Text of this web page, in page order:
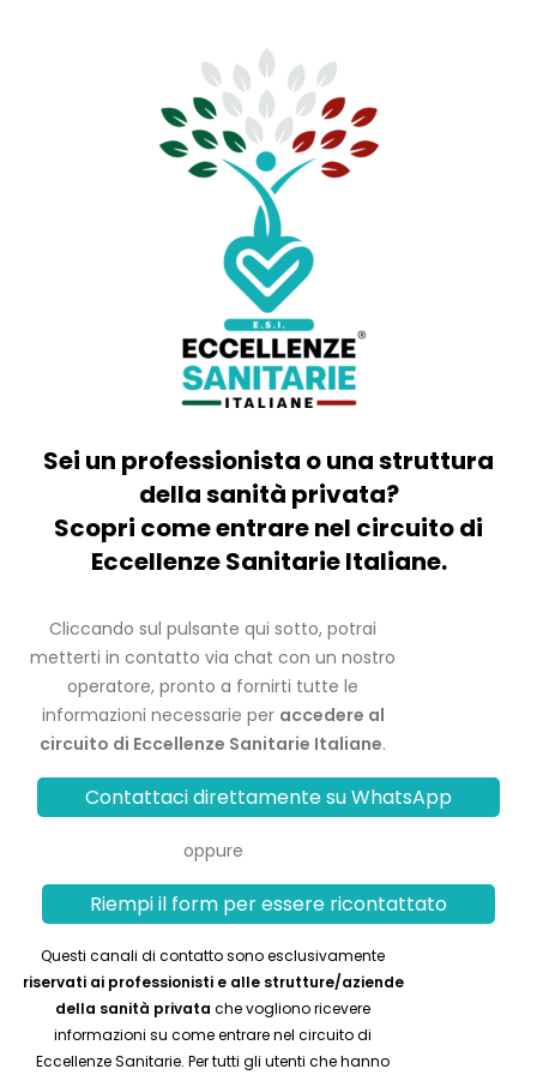
Sei un professionista o una struttura
della sanità privata?
Scopri come entrare nel circuito di
Eccellenze Sanitarie Italiane.
Cliccando sul pulsante qui sotto, potrai
metterti in contatto via chat con un nostro
operatore, pronto a fornirti tutte le
informazioni necessarie per accedere al
circuito di Eccellenze Sanitarie Italiane.
Contattaci direttamente su WhatsApp
oppure
Riempi il form per essere ricontattato
Questi canali di contatto sono esclusivamente
riservati ai professionisti e alle strutture/aziende
della sanità privata che vogliono ricevere
informazioni su come entrare nel circuito di
Eccellenze Sanitarie. Per tutti gli utenti che hanno